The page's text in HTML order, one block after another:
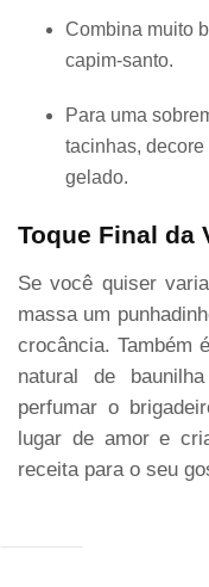
Combina muito
capim-santo.
Para uma
tacinhas,
gelado.
Toque Final da
Se você quiser
massa um
crocância. Também
natural de
perfumar o
lugar de amor e
receita para o seu